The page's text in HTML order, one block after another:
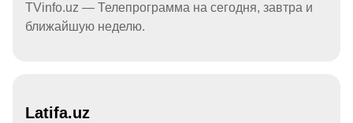
TVinfo.uz — Телепрограмма на сегодня, завтра и
ближайшую неделю.
Latifa.uz